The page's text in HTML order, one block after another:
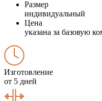
Размер
индивидуальный
Цена
указана за базовую
Изготовление
от 5 дней